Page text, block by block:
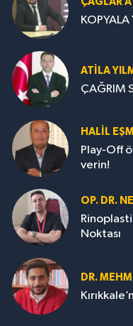
KOPYALA
ATILA
ÇAĞRIM
HALIL
Play-Off
verin!
OP. DR.
Noktası
DR.